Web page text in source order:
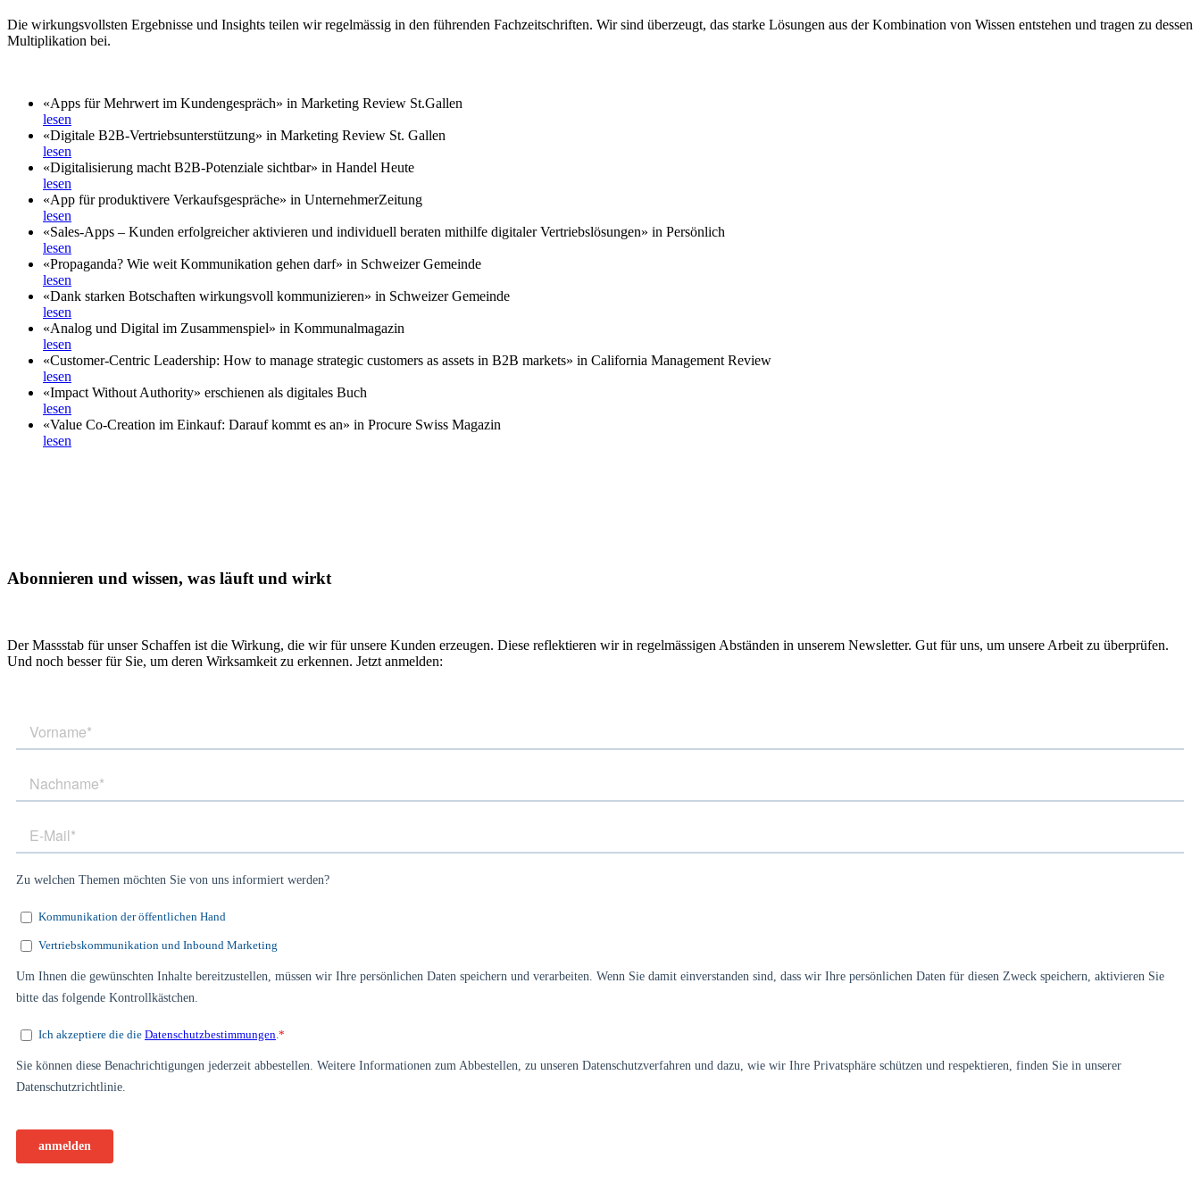
Die wirkungsvollsten Ergebnisse und Insights teilen wir regelmässig in den führenden Fachzeitschriften. Wir sind überzeugt, das starke Lösungen aus der Kombination von Wissen entstehen und tragen zu dessen
Multiplikation bei.
«Apps für Mehrwert im Kundengespräch» in Marketing Review St.Gallen
lesen
«Digitale B2B-Vertriebsunterstützung» in Marketing Review St. Gallen
lesen
«Digitalisierung macht B2B-Potenziale sichtbar» in Handel Heute
lesen
«App für produktivere Verkaufsgespräche» in UnternehmerZeitung
lesen
«Sales-Apps – Kunden erfolgreicher aktivieren und individuell beraten mithilfe digitaler Vertriebslösungen» in Persönlich
lesen
«Propaganda? Wie weit Kommunikation gehen darf» in Schweizer Gemeinde
lesen
«Dank starken Botschaften wirkungsvoll kommunizieren» in Schweizer Gemeinde
lesen
«Analog und Digital im Zusammenspiel» in Kommunalmagazin
lesen
«Customer-Centric Leadership: How to manage strategic customers as assets in B2B markets» in California Management Review
lesen
«Impact Without Authority» erschienen als digitales Buch
lesen
«Value Co-Creation im Einkauf: Darauf kommt es an» in Procure Swiss Magazin
lesen
Abonnieren und wissen, was läuft und wirkt
Der Massstab für unser Schaffen ist die Wirkung, die wir für unsere Kunden erzeugen. Diese reflektieren wir in regelmässigen Abständen in unserem Newsletter. Gut für uns, um unsere Arbeit zu überprüfen.
Und noch besser für Sie, um deren Wirksamkeit zu erkennen. Jetzt anmelden: